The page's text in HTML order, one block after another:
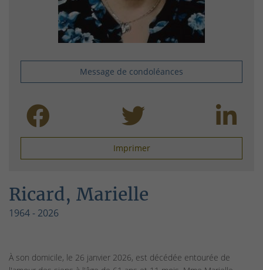
Message de condoléances
Imprimer
Ricard, Marielle
1964 - 2026
À son domicile, le 26 janvier 2026, est décédée entourée de